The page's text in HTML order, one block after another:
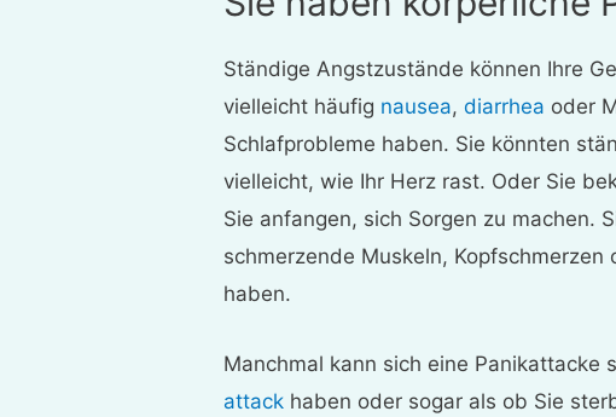
Ständige Angstzustände können Ihre
vielleicht häufig nausea,diarrhea oder
Schlafprobleme haben. Sie könnten
vielleicht, wie Ihr Herz rast. Oder Sie
Sie anfangen, sich Sorgen zu machen.
schmerzende Muskeln,
haben.
Manchmal kann sich eine Panikattacke
attack haben oder sogar als ob Sie